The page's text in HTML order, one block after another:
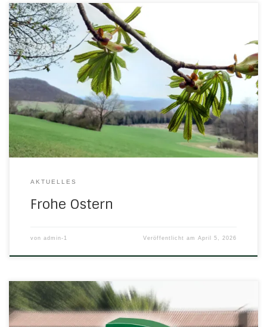
Mit den ersten Kastanienblättern am Kielforst grüßen wir
ganz herzlich zum Osterfest. Der VorstandTSV 1869
Herleshausen e.V.
AKTUELLES
Frohe Ostern
von admin-1 Veröffentlicht amApril 5, 2026
Sehr geehrte Sportkameradinnen und
Sportkameraden,ich freue mich, Euch heute hier zur